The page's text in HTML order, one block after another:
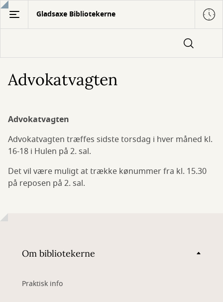
Gå
hovedindhold
Gladsaxe Bibliotekerne
Advokatvagten
Advokatvagten
Advokatvagten træffes sidste torsdag i hver måned kl.
16-18 i Hulen på 2. sal.
Det vil være muligt at trække kønummer fra kl. 15.30
på reposen på 2. sal.
Om bibliotekerne
Praktisk info